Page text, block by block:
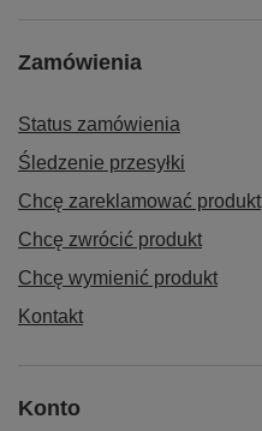
Zamówienia
Status zamówienia
Śledzenie przesyłki
Chcę zareklamować produkt
Chcę zwrócić produkt
Chcę wymienić produkt
Kontakt
Konto